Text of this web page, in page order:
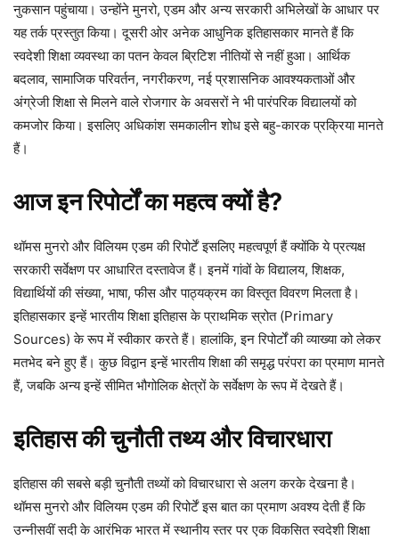
नुकसान पहुंचाया। उन्होंने मुनरो, एडम और अन्य सरकारी अभिलेखों के आधार पर
यह तर्क प्रस्तुत किया। दूसरी ओर अनेक आधुनिक इतिहासकार मानते हैं कि
स्वदेशी शिक्षा व्यवस्था का पतन केवल ब्रिटिश नीतियों से नहीं हुआ। आर्थिक
बदलाव, सामाजिक परिवर्तन, नगरीकरण, नई प्रशासनिक आवश्यकताओं और
अंग्रेजी शिक्षा से मिलने वाले रोजगार के अवसरों ने भी पारंपरिक विद्यालयों को
कमजोर किया। इसलिए अधिकांश समकालीन शोध इसे बहु-कारक प्रक्रिया मानते
हैं।
आज इन रिपोर्टों का महत्व क्यों है?
थॉमस मुनरो और विलियम एडम की रिपोर्टें इसलिए महत्वपूर्ण हैं क्योंकि ये प्रत्यक्ष
सरकारी सर्वेक्षण पर आधारित दस्तावेज हैं। इनमें गांवों के विद्यालय, शिक्षक,
विद्यार्थियों की संख्या, भाषा, फीस और पाठ्यक्रम का विस्तृत विवरण मिलता है।
इतिहासकार इन्हें भारतीय शिक्षा इतिहास के प्राथमिक स्रोत (Primary
Sources) के रूप में स्वीकार करते हैं। हालांकि, इन रिपोर्टों की व्याख्या को लेकर
मतभेद बने हुए हैं। कुछ विद्वान इन्हें भारतीय शिक्षा की समृद्ध परंपरा का प्रमाण मानते
हैं, जबकि अन्य इन्हें सीमित भौगोलिक क्षेत्रों के सर्वेक्षण के रूप में देखते हैं।
इतिहास की चुनौती तथ्य और विचारधारा
इतिहास की सबसे बड़ी चुनौती तथ्यों को विचारधारा से अलग करके देखना है।
थॉमस मुनरो और विलियम एडम की रिपोर्टें इस बात का प्रमाण अवश्य देती हैं कि
उन्नीसवीं सदी के आरंभिक भारत में स्थानीय स्तर पर एक विकसित स्वदेशी शिक्षा